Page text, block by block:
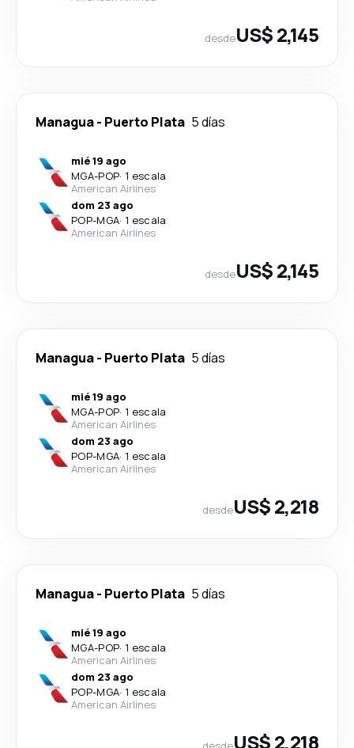
desdeUS$ 2,145
Managua- Puerto Plata 5 días
mié 19 ago
MGA-POP· 1 escala
American Airlines
dom 23 ago
POP-MGA· 1 escala
American Airlines
desdeUS$ 2,145
Managua- Puerto Plata 5 días
mié 19 ago
MGA-POP· 1 escala
American Airlines
dom 23 ago
POP-MGA· 1 escala
American Airlines
desdeUS$ 2,218
Managua- Puerto Plata 5 días
mié 19 ago
MGA-POP· 1 escala
American Airlines
dom 23 ago
POP-MGA· 1 escala
American Airlines
US$ 2,218